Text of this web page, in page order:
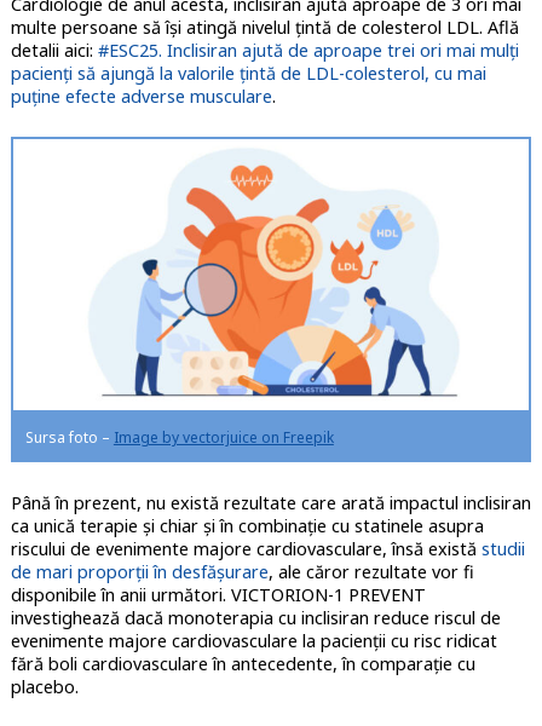
multe persoane să îşi atingă nivelul ţintă de colesterol LDL. Află
detalii aici: #ESC25. Inclisiran ajută de aproape trei ori mai mulți
pacienți să ajungă la valorile țintă de LDL-colesterol, cu mai
puține efecte adverse musculare.
Sursa foto – Image by vectorjuice on Freepik
Până în prezent, nu există rezultate care arată impactul inclisiran
ca unică terapie și chiar şi în combinație cu statinele asupra
riscului de evenimente majore cardiovasculare, însă există studii
de mari proporții în desfășurare, ale căror rezultate vor fi
disponibile în anii următori. VICTORION-1 PREVENT
investighează dacă monoterapia cu inclisiran reduce riscul de
evenimente majore cardiovasculare la pacienții cu risc ridicat
fără boli cardiovasculare în antecedente, în comparație cu
placebo.